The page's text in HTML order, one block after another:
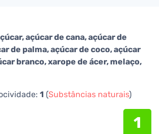
açúcar de cana, açúcar de
de palma, açúcar de coco, açúcar
branco, xarope de ácer, melaço,
1 (Substâncias naturais)
1